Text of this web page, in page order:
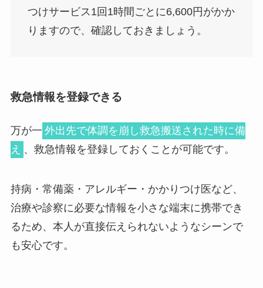
つけサービス1回1時間ごとに6,600円がかか
りますので、確認しておきましょう。
救急情報を登録できる
万が一 外出先で体調を崩し救急搬送された時に備
え 、救急情報を登録しておくことが可能です。
持病・常備薬・アレルギー・かかりつけ医など、
治療や診察に必要な情報を小さな端末に携帯でき
るため、本人が直接伝えられないようなシーンで
も安心です。